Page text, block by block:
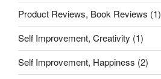
Product Reviews, Book Reviews (1)
Self Improvement, Creativity (1)
Self Improvement, Happiness (2)